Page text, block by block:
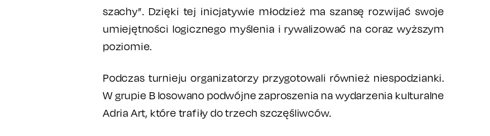
szachy”. Dzięki tej inicjatywie młodzież ma szansę rozwijać swoje
umiejętności logicznego myślenia i rywalizować na coraz wyższym
poziomie.
Podczas turnieju organizatorzy przygotowali również niespodzianki.
W grupie B losowano podwójne zaproszenia na wydarzenia kulturalne
Adria Art, które trafiły do trzech szczęśliwców.